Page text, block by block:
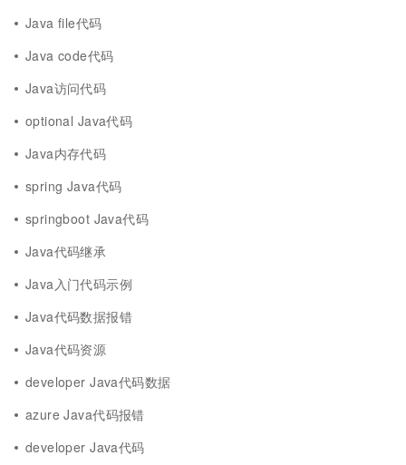
Java file代码
Java code代码
Java访问代码
optional Java代码
Java内存代码
spring Java代码
springboot Java代码
Java代码继承
Java入门代码示例
Java代码数据报错
Java代码资源
developer Java代码数据
azure Java代码报错
developer Java代码